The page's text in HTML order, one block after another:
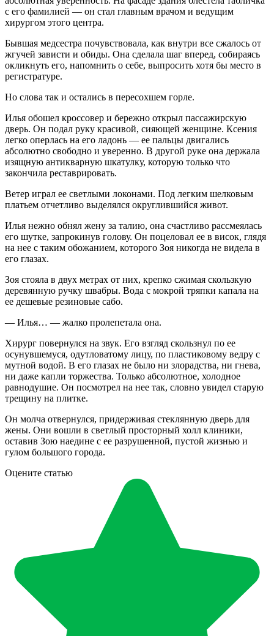
с его фамилией — он стал главным врачом и ведущим
хирургом этого центра.
Бывшая медсестра почувствовала, как внутри все сжалось от
жгучей зависти и обиды. Она сделала шаг вперед, собираясь
окликнуть его, напомнить о себе, выпросить хотя бы место в
регистратуре.
Но слова так и остались в пересохшем горле.
Илья обошел кроссовер и бережно открыл пассажирскую
дверь. Он подал руку красивой, сияющей женщине. Ксения
легко оперлась на его ладонь — ее пальцы двигались
абсолютно свободно и уверенно. В другой руке она держала
изящную антикварную шкатулку, которую только что
закончила реставрировать.
Ветер играл ее светлыми локонами. Под легким шелковым
платьем отчетливо выделялся округлившийся живот.
Илья нежно обнял жену за талию, она счастливо рассмеялась
его шутке, запрокинув голову. Он поцеловал ее в висок, глядя
на нее с таким обожанием, которого Зоя никогда не видела в
его глазах.
Зоя стояла в двух метрах от них, крепко сжимая скользкую
деревянную ручку швабры. Вода с мокрой тряпки капала на
ее дешевые резиновые сабо.
— Илья… — жалко пролепетала она.
Хирург повернулся на звук. Его взгляд скользнул по ее
осунувшемуся, одутловатому лицу, по пластиковому ведру с
мутной водой. В его глазах не было ни злорадства, ни гнева,
ни даже капли торжества. Только абсолютное, холодное
равнодушие. Он посмотрел на нее так, словно увидел старую
трещину на плитке.
Он молча отвернулся, придерживая стеклянную дверь для
жены. Они вошли в светлый просторный холл клиники,
оставив Зою наедине с ее разрушенной, пустой жизнью и
гулом большого города.
Оцените статью